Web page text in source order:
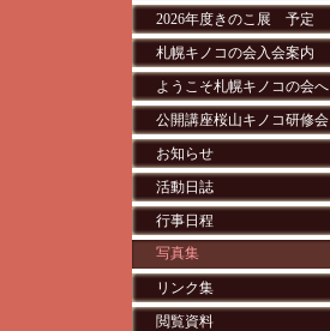
2026年度きのこ展 予定
札幌キノコの会入会案内
ようこそ札幌キノコの会へ
公開講座桜山キノコ研修会
お知らせ
活動日誌
行事日程
写真集
リンク集
閲覧資料